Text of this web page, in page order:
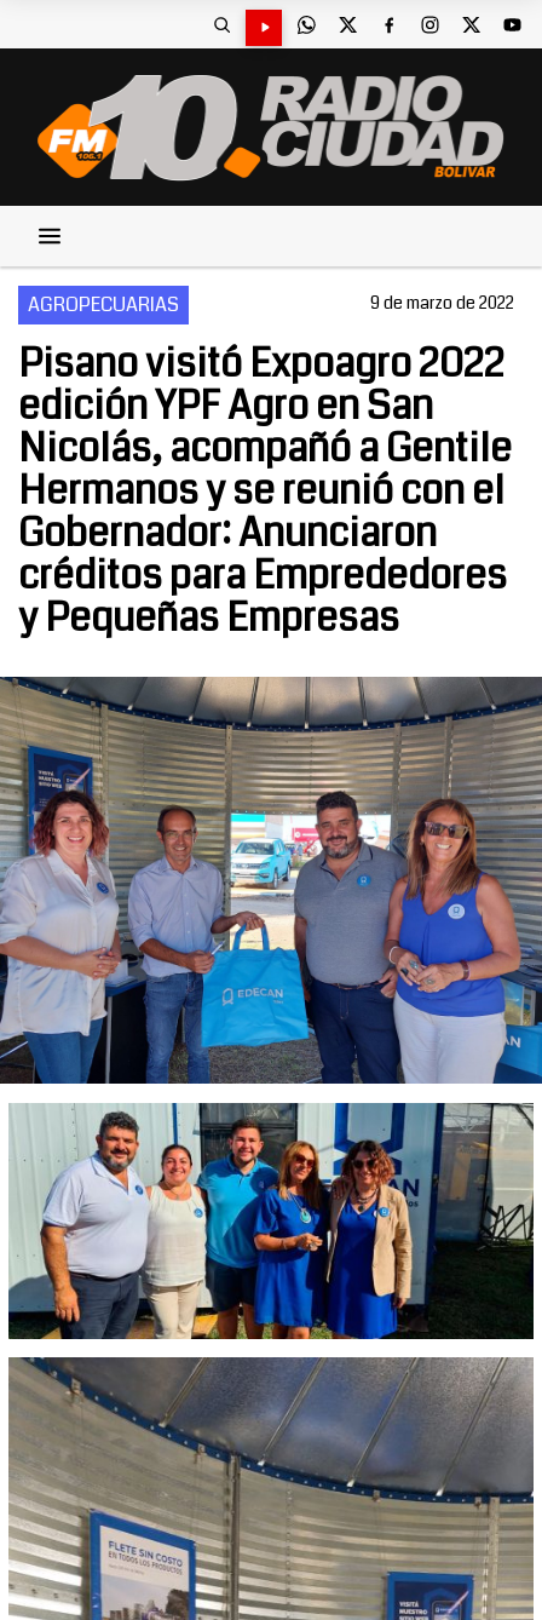
AGROPECUARIAS 9 de marzo de 2022
Pisano visitó Expoagro 2022
edición YPF Agro en San
Nicolás, acompañó a Gentile
Hermanos y se reunió con el
Gobernador: Anunciaron
créditos para Emprededores
y Pequeñas Empresas